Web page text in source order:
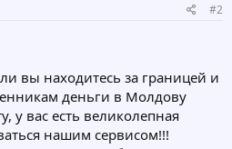
#2
вы находитесь за границей и
деньги в Молдову
у вас есть великолепная
нашим сервисом!!!